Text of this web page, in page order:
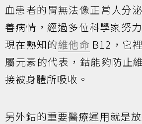
血患者的胃無法像正常人分
善病情，經過多位科學家努
現在熟知的維他命 B12，它
屬元素的代表，鈷能夠防止
接被身體所吸收。
另外鈷的重要醫療運用就是